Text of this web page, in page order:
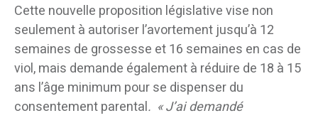
Cette nouvelle proposition législative vise non
seulement à autoriser l’avortement jusqu’à 12
semaines de grossesse et 16 semaines en cas de
viol, mais demande également à réduire de 18 à 15
ans l’âge minimum pour se dispenser du
consentement parental. « J’ai demandé